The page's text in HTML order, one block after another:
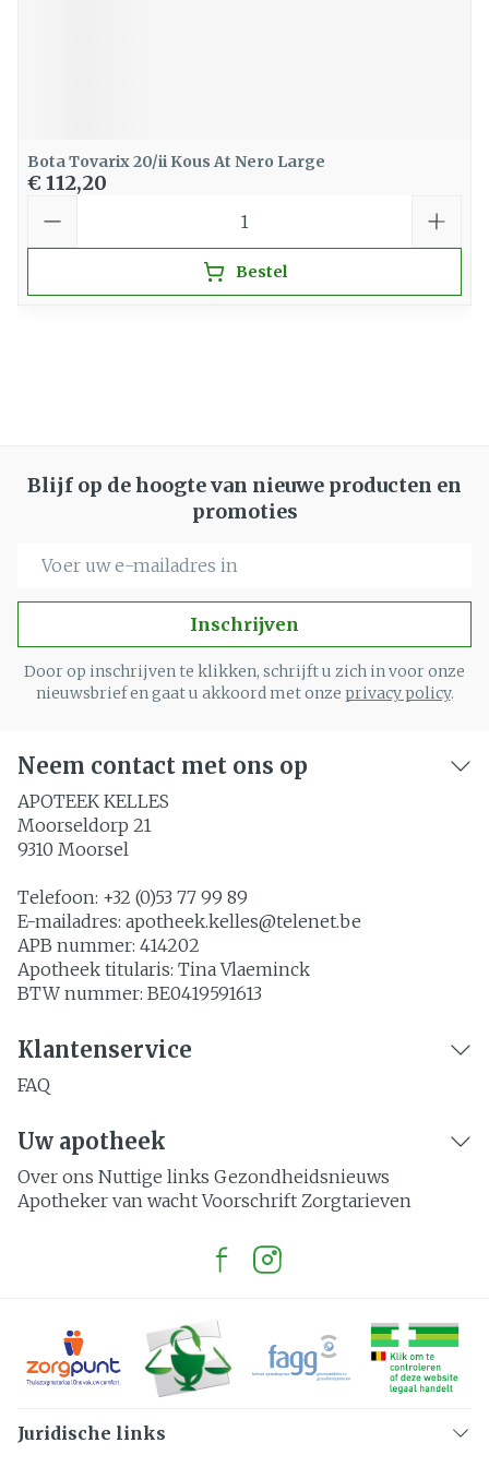
Bota Tovarix 20/ii Kous At Nero Large
€ 112,20
Bestel
Blijf op de hoogte van nieuwe producten en
promoties
Inschrijven
Door op inschrijven te klikken, schrijft u zich in voor onze
nieuwsbrief en gaat u akkoord met onze privacy policy.
Neem contact met ons op
APOTEEK KELLES
Moorseldorp 21
9310 Moorsel
Telefoon: +32 (0)53 77 99 89
E-mailadres: apotheek.kelles@telenet.be
APB nummer: 414202
Apotheek titularis: Tina Vlaeminck
BTW nummer: BE0419591613
Klantenservice
FAQ
Uw apotheek
Over ons Nuttige links Gezondheidsnieuws
Apotheker van wacht Voorschrift Zorgtarieven
Juridische links